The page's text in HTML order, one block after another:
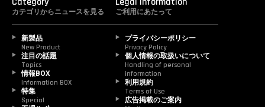
カテゴリからニュースを見る
新製品
New Product
注目の話題
Topics
情報BOX
Information BOX
特集
Special
ご利用にあたって
プライバシーポリシー
Privacy Policy
個人情報の取扱いについて
Handling of personal
information
利用規約
Terms of Use
広告掲載のご案内